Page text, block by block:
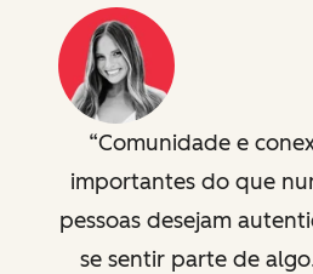
Comunidade e
importantes do que
pessoas desejam
se sentir parte de